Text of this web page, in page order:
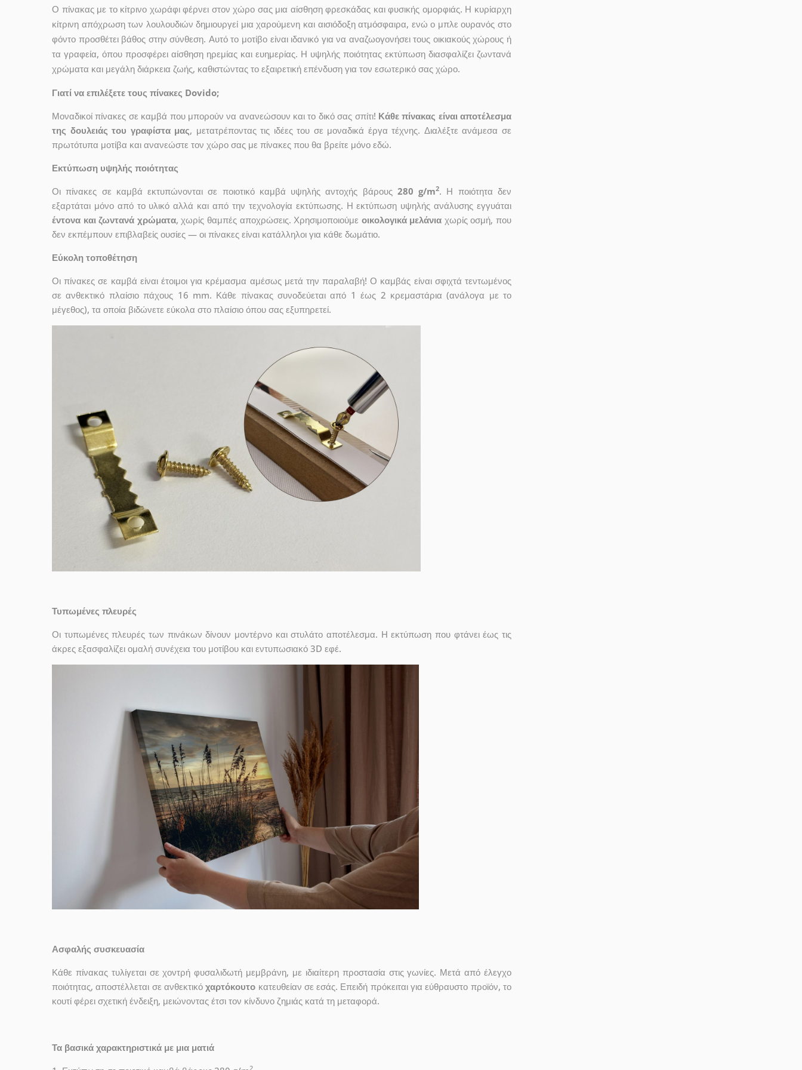
Ο πίνακας με το κίτρινο χωράφι φέρνει στον χώρο σας μια αίσθηση φρεσκάδας και φυσικής ομορφιάς. Η κυρίαρχη
κίτρινη απόχρωση των λουλουδιών δημιουργεί μια χαρούμενη και αισιόδοξη ατμόσφαιρα, ενώ ο μπλε ουρανός στο
φόντο προσθέτει βάθος στην σύνθεση. Αυτό το μοτίβο είναι ιδανικό για να αναζωογονήσει τους οικιακούς χώρους ή
τα γραφεία, όπου προσφέρει αίσθηση ηρεμίας και ευημερίας. Η υψηλής ποιότητας εκτύπωση διασφαλίζει ζωντανά
χρώματα και μεγάλη διάρκεια ζωής, καθιστώντας το εξαιρετική επένδυση για τον εσωτερικό σας χώρο.
Γιατί να επιλέξετε τους πίνακες Dovido;
Μοναδικοί πίνακες σε καμβά που μπορούν να ανανεώσουν και το δικό σας σπίτι! Κάθε πίνακας είναι αποτέλεσμα
της δουλειάς του γραφίστα μας, μετατρέποντας τις ιδέες του σε μοναδικά έργα τέχνης. Διαλέξτε ανάμεσα σε
πρωτότυπα μοτίβα και ανανεώστε τον χώρο σας με πίνακες που θα βρείτε μόνο εδώ.
Εκτύπωση υψηλής ποιότητας
Οι πίνακες σε καμβά εκτυπώνονται σε ποιοτικό καμβά υψηλής αντοχής βάρους 280 g/m2. Η ποιότητα δεν
εξαρτάται μόνο από το υλικό αλλά και από την τεχνολογία εκτύπωσης. Η εκτύπωση υψηλής ανάλυσης εγγυάται
έντονα και ζωντανά χρώματα, χωρίς θαμπές αποχρώσεις. Χρησιμοποιούμε οικολογικά μελάνια χωρίς οσμή, που
δεν εκπέμπουν επιβλαβείς ουσίες — οι πίνακες είναι κατάλληλοι για κάθε δωμάτιο.
Εύκολη τοποθέτηση
Οι πίνακες σε καμβά είναι έτοιμοι για κρέμασμα αμέσως μετά την παραλαβή! Ο καμβάς είναι σφιχτά τεντωμένος
σε ανθεκτικό πλαίσιο πάχους 16 mm. Κάθε πίνακας συνοδεύεται από 1 έως 2 κρεμαστάρια (ανάλογα με το
μέγεθος), τα οποία βιδώνετε εύκολα στο πλαίσιο όπου σας εξυπηρετεί.
Τυπωμένες πλευρές
Οι τυπωμένες πλευρές των πινάκων δίνουν μοντέρνο και στυλάτο αποτέλεσμα. Η εκτύπωση που φτάνει έως τις
άκρες εξασφαλίζει ομαλή συνέχεια του μοτίβου και εντυπωσιακό 3D εφέ.
Ασφαλής συσκευασία
Κάθε πίνακας τυλίγεται σε χοντρή φυσαλιδωτή μεμβράνη, με ιδιαίτερη προστασία στις γωνίες. Μετά από έλεγχο
ποιότητας, αποστέλλεται σε ανθεκτικόχαρτόκουτο κατευθείαν σε εσάς. Επειδή πρόκειται για εύθραυστο προϊόν, το
κουτί φέρει σχετική ένδειξη, μειώνοντας έτσι τον κίνδυνο ζημιάς κατά τη μεταφορά.
Τα βασικά χαρακτηριστικά με μια ματιά
2